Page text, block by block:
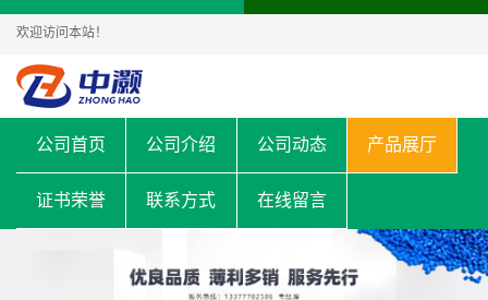
欢迎访问本站！
公司首页 公司介绍 公司动态 产品展厅
证书荣誉 联系方式 在线留言